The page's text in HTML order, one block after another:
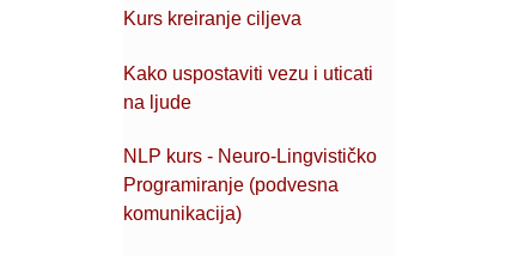
Kurs kreiranje ciljeva
Kako uspostaviti vezu i uticati
na ljude
NLP kurs - Neuro-Lingvističko
Programiranje (podvesna
komunikacija)